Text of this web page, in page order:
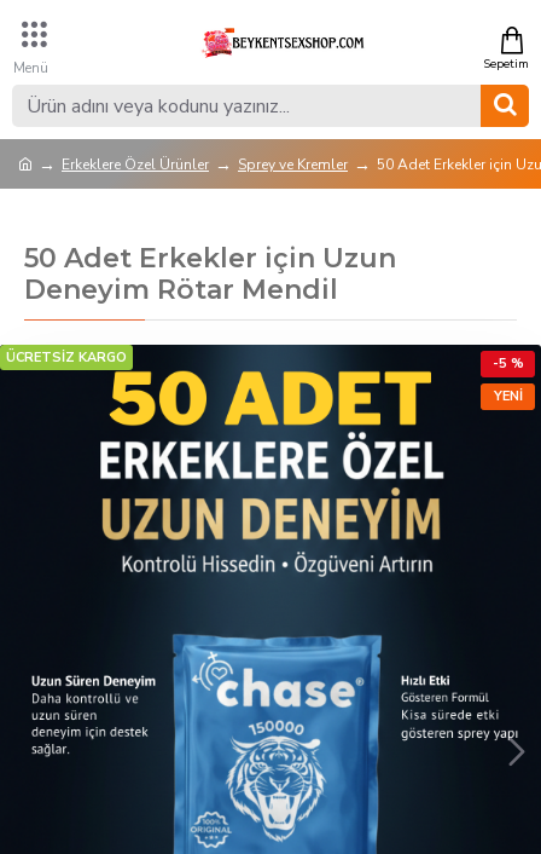
Erkeklere Özel Ürünler Sprey ve Kremler 50 Adet Erkekler için
50 Adet Erkekler için Uzun
Deneyim Rötar Mendil
YENI
ÜCRETSİZ KARGO -5 %